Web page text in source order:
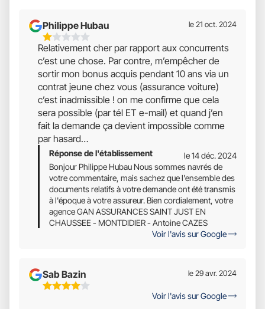
Philippe Hubau
1
Étoiles
Sur
5
le 21 oct. 2024
Relativement cher par rapport aux concurrents
c’est une chose. Par contre, m’empêcher de
sortir mon bonus acquis pendant 10 ans via un
contrat jeune chez vous (assurance voiture)
c’est inadmissible ! on me confirme que cela
sera possible (par tél ET e-mail) et quand j’en
fait la demande ça devient impossible comme
par hasard…
Réponse de l'établissement
le 14 déc. 2024
Bonjour Philippe Hubau Nous sommes navrés de
votre commentaire, mais sachez que l'ensemble des
documents relatifs à votre demande ont été transmis
à l'époque à votre assureur. Bien cordialement, votre
agence GAN ASSURANCES SAINT JUST EN
CHAUSSEE - MONTDIDIER - Antoine CAZES
Voir l'avis sur Google
Sab Bazin
4
le 29 avr. 2024
Voir l'avis sur Google